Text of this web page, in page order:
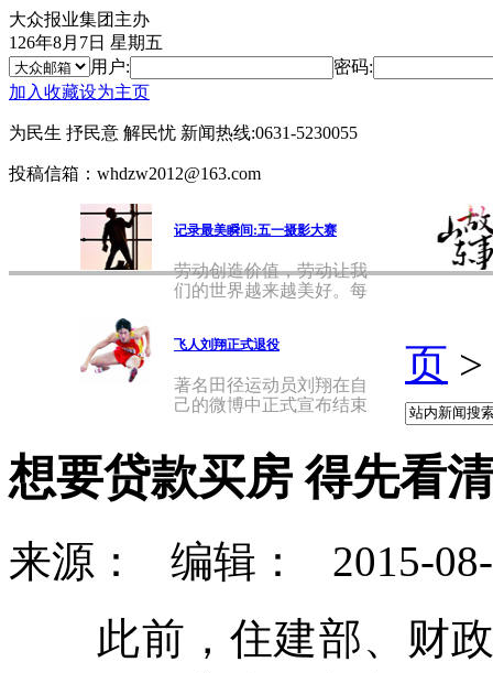
大众报业集团主办
126年8月7日 星期五
用户:
密码:
加入收藏设为主页
为民生 抒民意 解民忧 新闻热线:0631-5230055
投稿信箱：whdzw2012@163.com
记录最美瞬间:五一摄影大赛
劳动创造价值，劳动让我
们的世界越来越美好。每
飞人刘翔正式退役
著名田径运动员刘翔在自
己的微博中正式宣布结束
页 >
想要贷款买房 得先看
来源： 编辑：
2015-
此前，住建部、财政